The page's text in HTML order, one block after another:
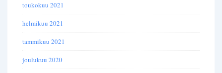
toukokuu 2021
helmikuu 2021
tammikuu 2021
joulukuu 2020